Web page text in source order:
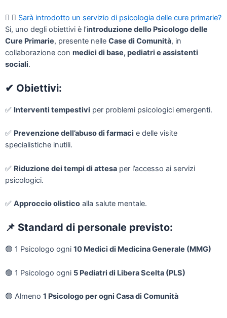
Sarà introdotto un servizio di psicologia delle cure primarie?
Si, uno degli obiettivi è l’introduzione dello Psicologo delle
Cure Primarie, presente nelle Case di Comunità, in
collaborazione con medici di base, pediatri e assistenti
sociali.
✔ Obiettivi:
✅ Interventi tempestivi per problemi psicologici emergenti.
✅ Prevenzione dell’abuso di farmaci e delle visite
specialistiche inutili.
✅ Riduzione dei tempi di attesa per l’accesso ai servizi
psicologici.
✅ Approccio olistico alla salute mentale.
📌 Standard di personale previsto:
🟢 1 Psicologo ogni 10 Medici di Medicina Generale (MMG)
🟢 1 Psicologo ogni 5 Pediatri di Libera Scelta (PLS)
🟢 Almeno 1 Psicologo per ogni Casa di Comunità